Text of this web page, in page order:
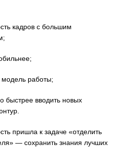
кадров с большим
работы;
вводить новых
пришла к задаче «отделить
— сохранить знания лучших